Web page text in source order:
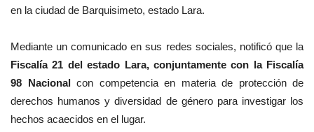
en la ciudad de Barquisimeto, estado Lara.
Mediante un comunicado en sus redes sociales, notificó que la
Fiscalía 21 del estado Lara, conjuntamente con la Fiscalía
98 Nacional con competencia en materia de protección de
derechos humanos y diversidad de género para investigar los
hechos acaecidos en el lugar.